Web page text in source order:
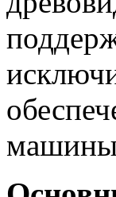
машины